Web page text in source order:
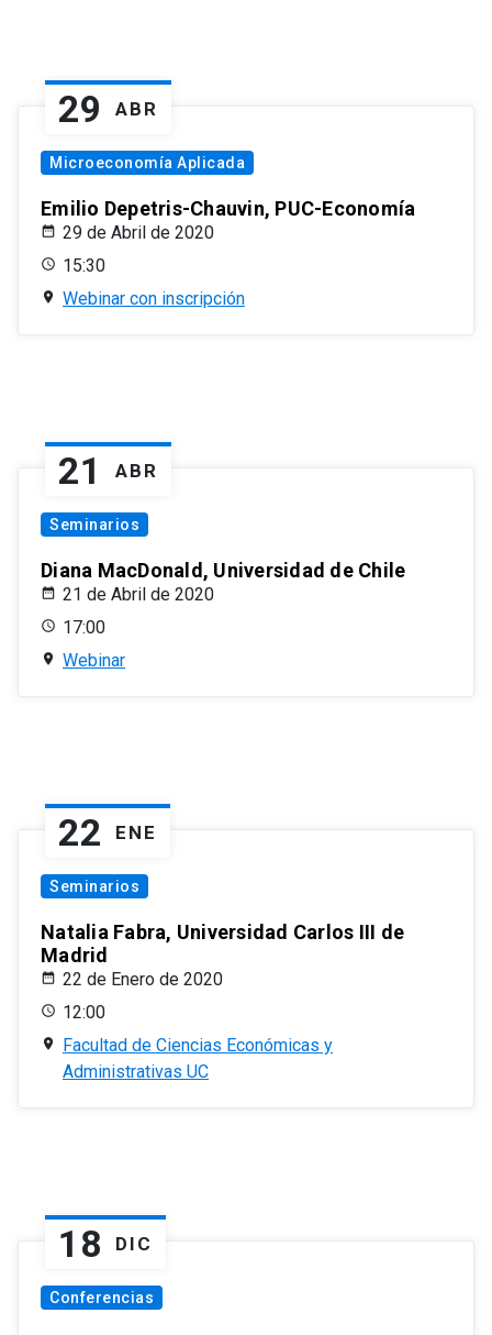
29 ABR
Microeconomía Aplicada
Emilio Depetris-Chauvin, PUC-Economía
29 de Abril de 2020
15:30
Webinar con inscripción
21 ABR
Seminarios
Diana MacDonald, Universidad de Chile
21 de Abril de 2020
17:00
Webinar
22 ENE
Seminarios
Natalia Fabra, Universidad Carlos III de
Madrid
22 de Enero de 2020
12:00
Facultad de Ciencias Económicas y
Administrativas UC
18 DIC
Conferencias